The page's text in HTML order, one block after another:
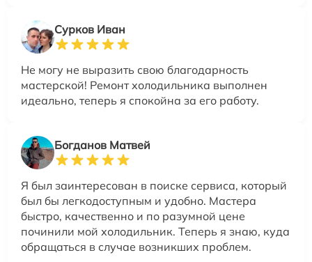
Сурков Иван
Не могу не выразить свою благодарность
мастерской! Ремонт холодильника выполнен
идеально, теперь я спокойна за его работу.
Богданов Матвей
Я был заинтересован в поиске сервиса, который
был бы легкодоступным и удобно. Мастера
быстро, качественно и по разумной цене
починили мой холодильник. Теперь я знаю, куда
обращаться в случае возникших проблем.